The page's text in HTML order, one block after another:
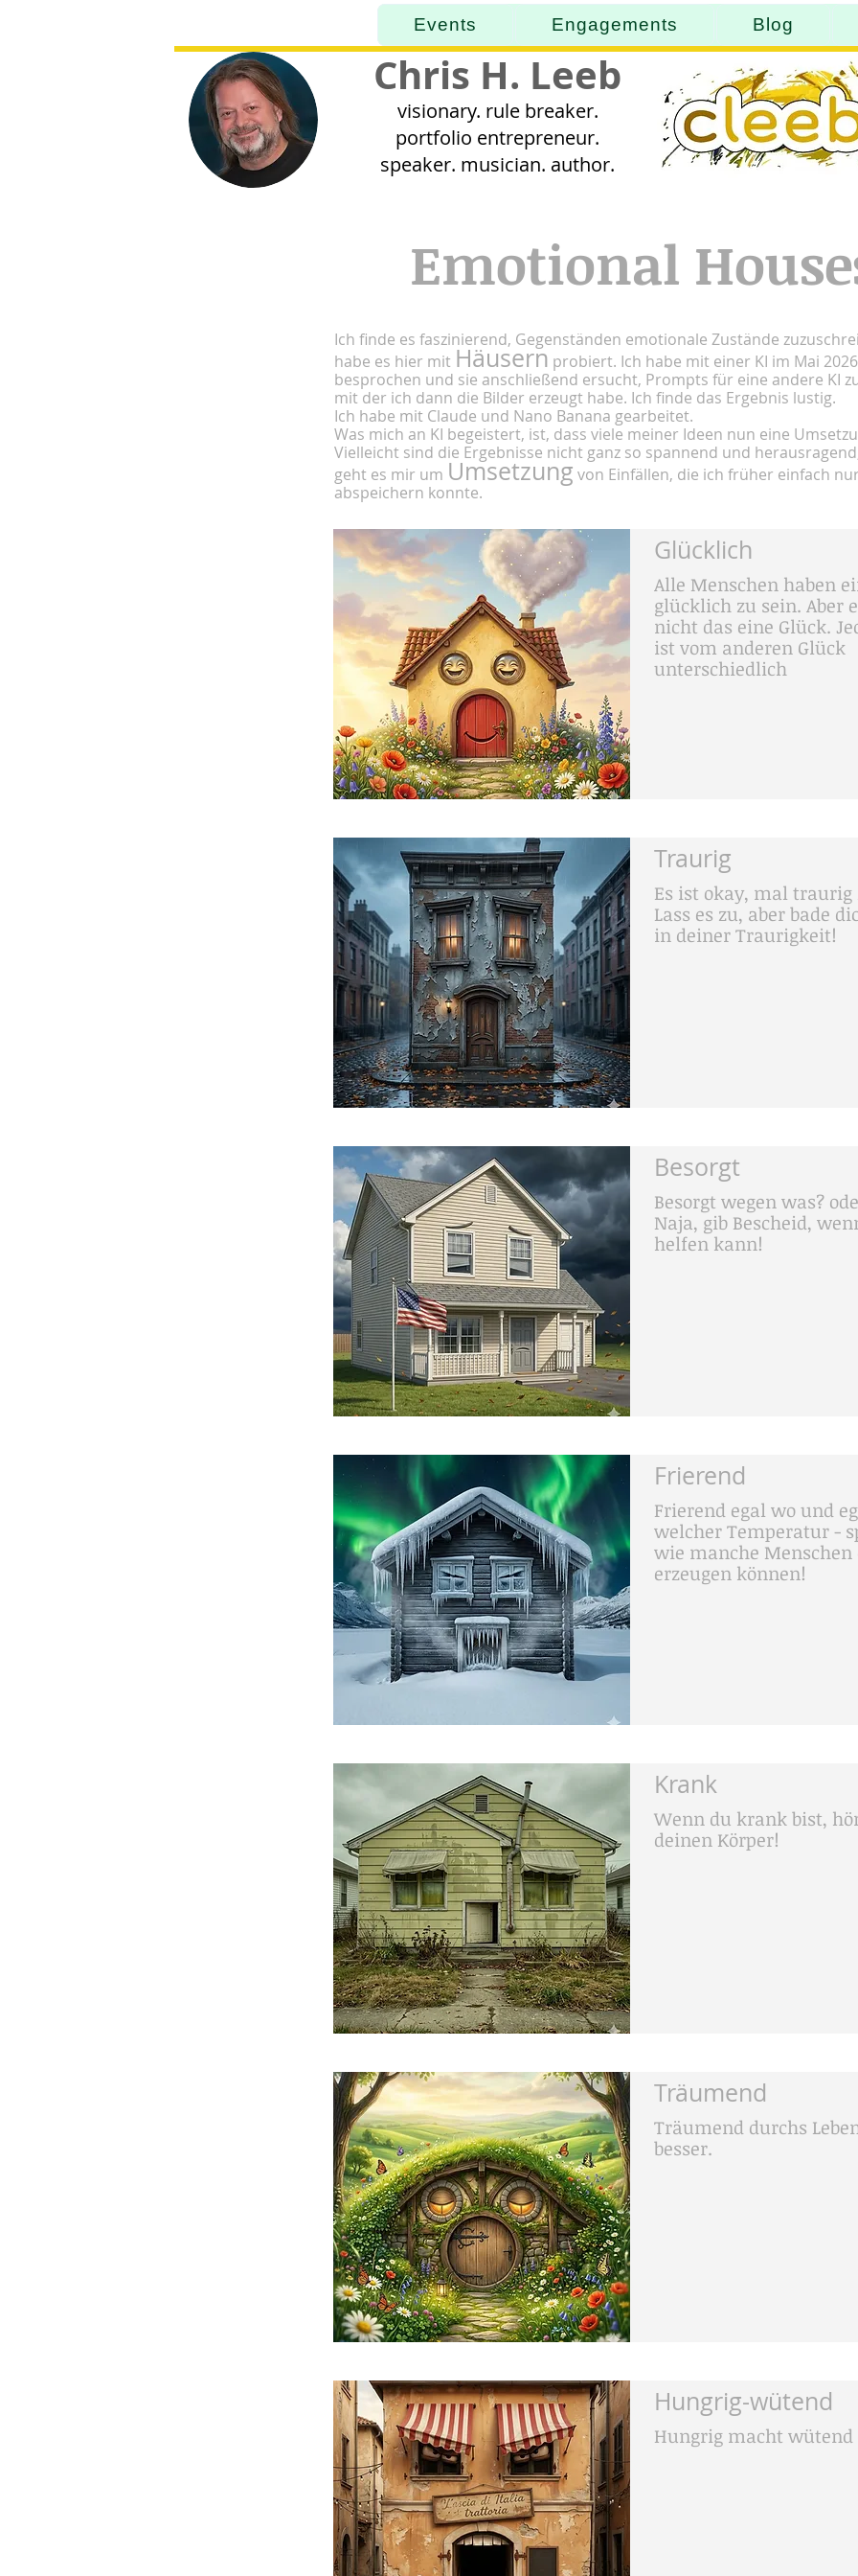
Events Engagements Blog
Chris H. Leeb
visionary. rule breaker.
portfolio entrepreneur.
speaker. musician. author.
Emotional
Ich finde es faszinierend, Gegenständen emotionale Zustände
habe es hier mit Häusern probiert. Ich habe mit einer KI im Mai
besprochen und sie anschließend ersucht, Prompts für eine andere KI
mit der ich dann die Bilder erzeugt habe. Ich finde das Ergebnis lustig.
Ich habe mit Claude und Nano Banana gearbeitet.
Was mich an KI begeistert, ist, dass viele meiner Ideen nun eine
Vielleicht sind die Ergebnisse nicht ganz so spannend und
geht es mir um Umsetzung von Einfällen, die ich früher einfach
abspeichern konnte.
Glücklich
Alle Menschen haben
glücklich zu sein. Aber
nicht das eine Glück.
ist vom anderen Glück
unterschiedlich
Traurig
Es ist okay, mal traurig
Lass es zu, aber bade
in deiner Traurigkeit!
Besorgt
Besorgt wegen was?
Naja, gib Bescheid,
helfen kann!
Frierend
Frierend egal wo und
welcher Temperatur -
wie manche Menschen
erzeugen können!
Krank
Wenn du krank bist,
deinen Körper!
Träumend
Träumend durchs
besser.
Hungrig-wütend
Hungrig macht wütend